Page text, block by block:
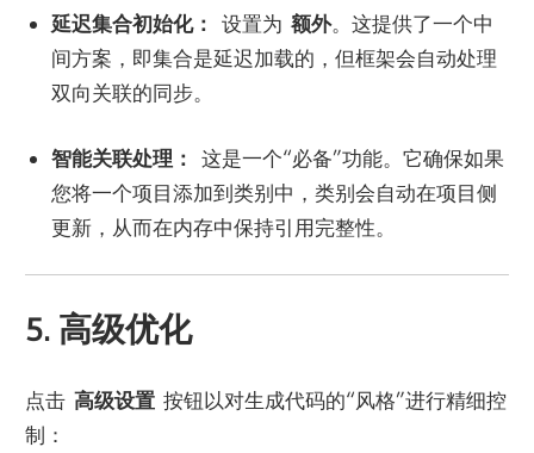
延迟集合初始化： 设置为 额外。这提供了一个中
间方案，即集合是延迟加载的，但框架会自动处理
双向关联的同步。
智能关联处理：
这是一个“必备”功能。它确保如果
您将一个项目添加到类别中，类别会自动在项目侧
更新，从而在内存中保持引用完整性。
5. 高级优化
点击高级设置 按钮以对生成代码的“风格”进行精细控
制：